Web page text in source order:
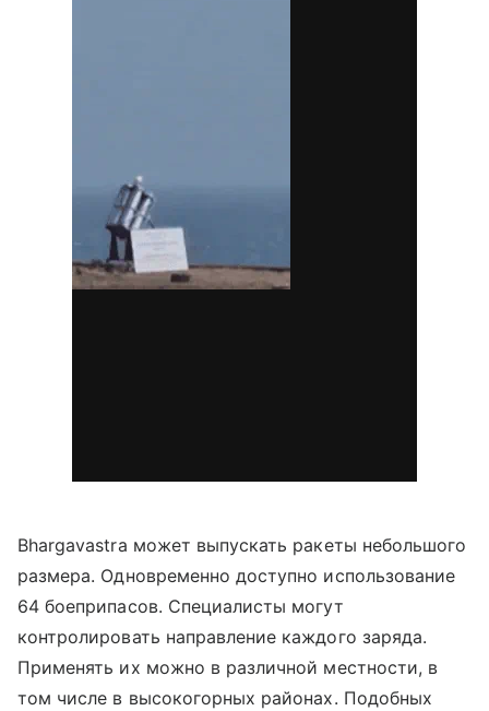
Bhargavastra может выпускать ракеты небольшого
размера. Одновременно доступно использование
64 боеприпасов. Специалисты могут
контролировать направление каждого заряда.
Применять их можно в различной местности, в
том числе в высокогорных районах. Подобных